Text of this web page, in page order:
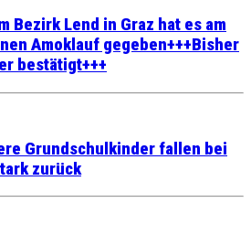
Bezirk Lend in Graz hat es am
Amoklauf gegeben+++Bisher
bestätigt+++
Grundschulkinder fallen bei
zurück